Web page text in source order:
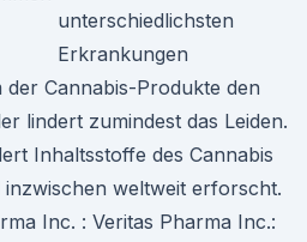
unterschiedlichsten
Erkrankungen
Cannabis-Produkte den
lindert zumindest das Leiden.
Inhaltsstoffe des Cannabis
weltweit erforscht.
Inc. : Veritas Pharma Inc.: